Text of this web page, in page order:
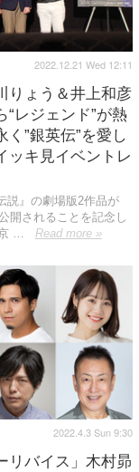
2022.12.21 Wed 12:11
りょう＆井上和彦
“レジェンド”が熱
く”銀英伝”を愛し
ッキ見イベントレ
説』の劇場版2作品が
開されることを記念し
…
Read more »
2022.4.3 Sun 9:30
リバイス」木村昴